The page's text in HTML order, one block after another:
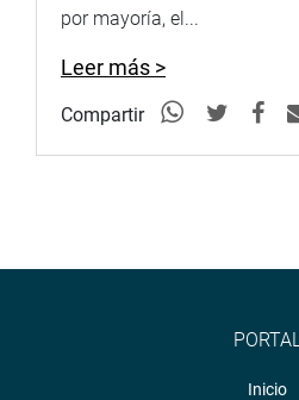
por mayoría, el...
Leer más >
Compartir
Inicio